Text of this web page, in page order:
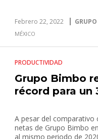
Febrero 22, 2022
MÉXICO
PRODUCTIVIDAD
Grupo Bimbo
récord para un
A pesar del comparativo
netas de Grupo Bimbo
al mismo periodo de